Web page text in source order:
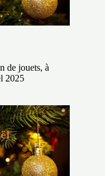
de jouets, à
2025